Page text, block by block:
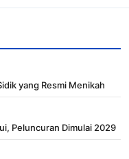
yang Resmi Menikah
Peluncuran Dimulai 2029